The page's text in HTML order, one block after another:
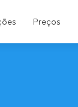
Preços